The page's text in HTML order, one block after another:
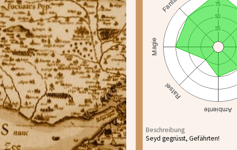
Beschreibung
Seyd gegrüsst, Gefährten!